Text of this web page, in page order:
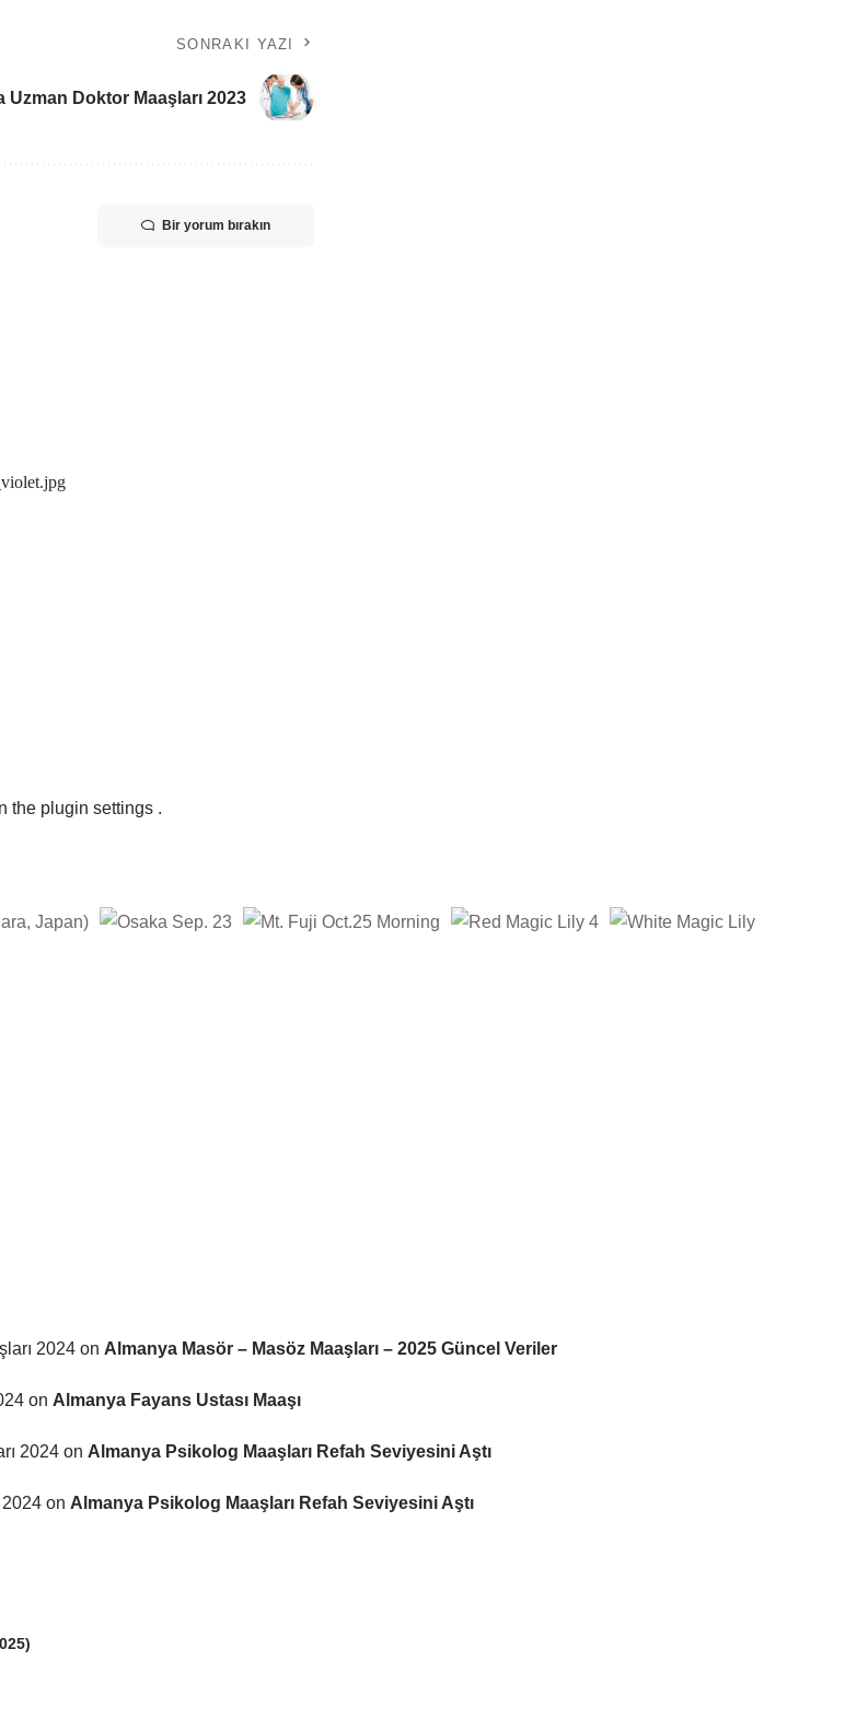
SONRAKI YAZI
Uzman Doktor Maaşları 2023
Bir yorum bırakın
the plugin settings .
2024 on Almanya Masör – Masöz Maaşları – 2025 Güncel Veriler
on Almanya Fayans Ustası Maaşı
2024 on Almanya Psikolog Maaşları Refah Seviyesini Aştı
on Almanya Psikolog Maaşları Refah Seviyesini Aştı